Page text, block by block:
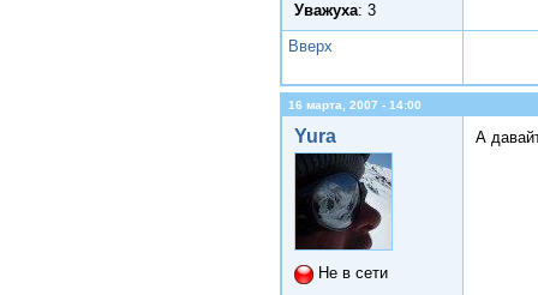
Уважуха: 3
Вверх
16 марта, 2007 - 14:00
Yura
Не в сети
А